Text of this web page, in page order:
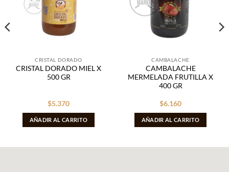
CRISTAL DORADO
CRISTAL DORADO MIEL X
500 GR
$5.370
AÑADIR AL CARRITO
CAMBALACHE
CAMBALACHE
MERMELADA FRUTILLA X
400 GR
$6.160
AÑADIR AL CARRITO